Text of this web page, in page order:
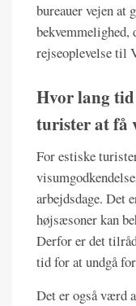
bureauer vejen at
bekvemmelighed,
rejseoplevelse til
Hvor lang tid
turister at få
For estiske
arbejdsdage. Det
højsæsoner kan
Derfor er det
tid for at undgå
Det er også værd